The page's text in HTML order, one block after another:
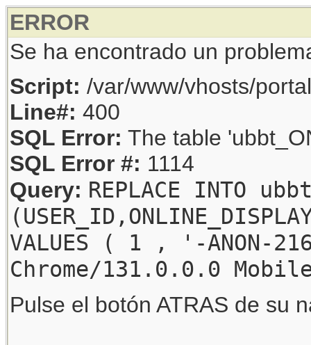
ERROR
Se ha encontrado un
Script: /var/www/vhosts/
Line#: 400
SQL Error: The table
SQL Error #: 1114
Query: REPLACE INTO
VALUES ( 1 , '-
Chrome/131.0.0.0
Pulse el botón ATRAS de su